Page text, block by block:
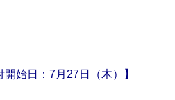
開始日：7月27日（木）】